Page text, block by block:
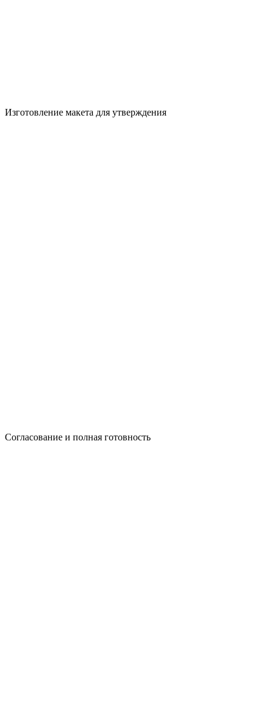
Изготовление макета для утверждения
Согласование и полная готовность